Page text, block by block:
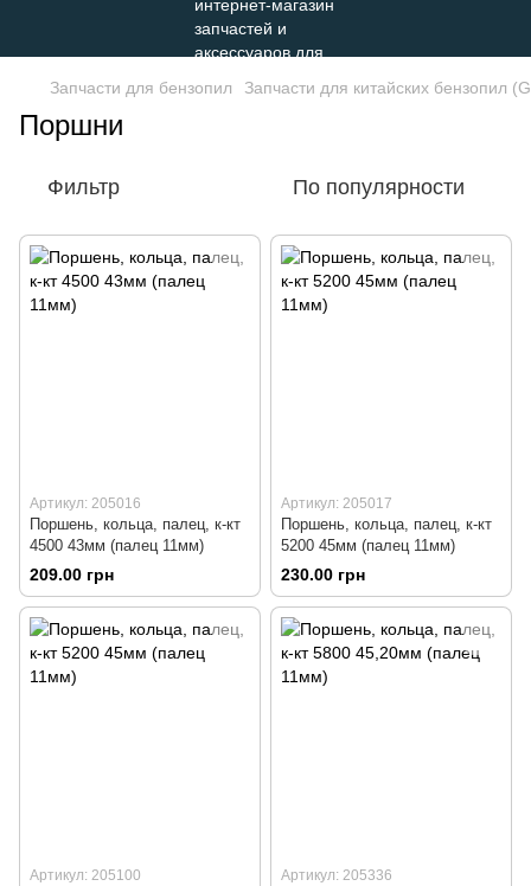
Запчасти для бензопил Запчасти для китайских бензопил
Поршни
Фильтр По популярности
Артикул: 205016
Поршень, кольца, палец, к-кт
4500 43мм (палец 11мм)
209.00 грн
Артикул: 205017
Поршень, кольца, палец, к-кт
5200 45мм (палец 11мм)
230.00 грн
Артикул: 205100 Артикул: 205336